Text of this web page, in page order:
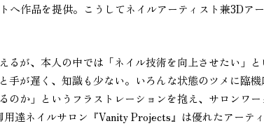
へ作品を提供。こうしてネイルアーティスト兼3Dア
るが、本人の中では「ネイル技術を向上させたい」
手が遅く、知識も少ない。いろんな状態のツメに臨
のか」というフラストレーションを抱え、サロンワー
達ネイルサロン『Vanity Projects』は優れたアーテ